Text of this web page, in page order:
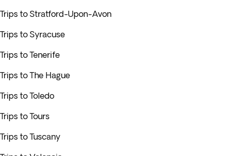
Trips to Stratford-Upon-Avon
Trips to Syracuse
Trips to Tenerife
Trips to The Hague
Trips to Toledo
Trips to Tours
Trips to Tuscany